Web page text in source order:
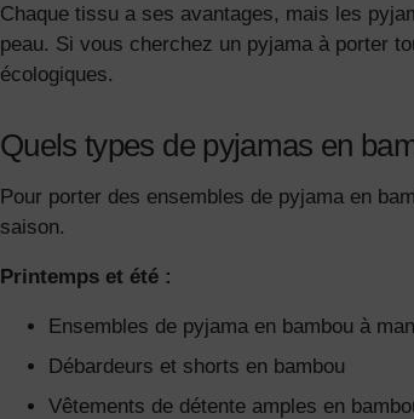
Chaque tissu a ses avantages, mais les
peau. Si vous cherchez un pyjama à porter
écologiques.
Quels types de pyjamas en
Pour porter des ensembles de pyjama en
saison.
Printemps et été :
Ensembles de pyjama en bambou à
Débardeurs et shorts en bambou
Vêtements de détente amples en